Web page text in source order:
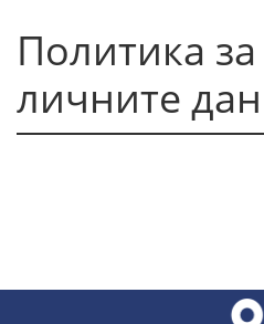
Политика
личните